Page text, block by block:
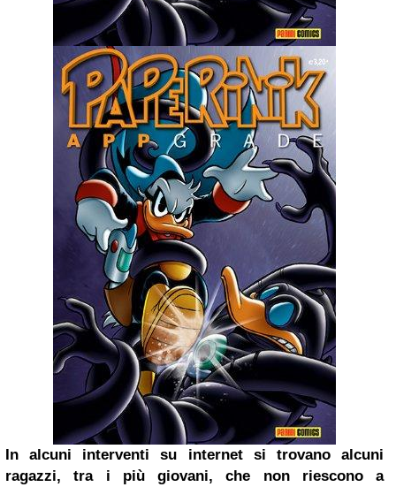
In alcuni interventi su internet si trovano alcuni
ragazzi, tra i più giovani, che non riescono a